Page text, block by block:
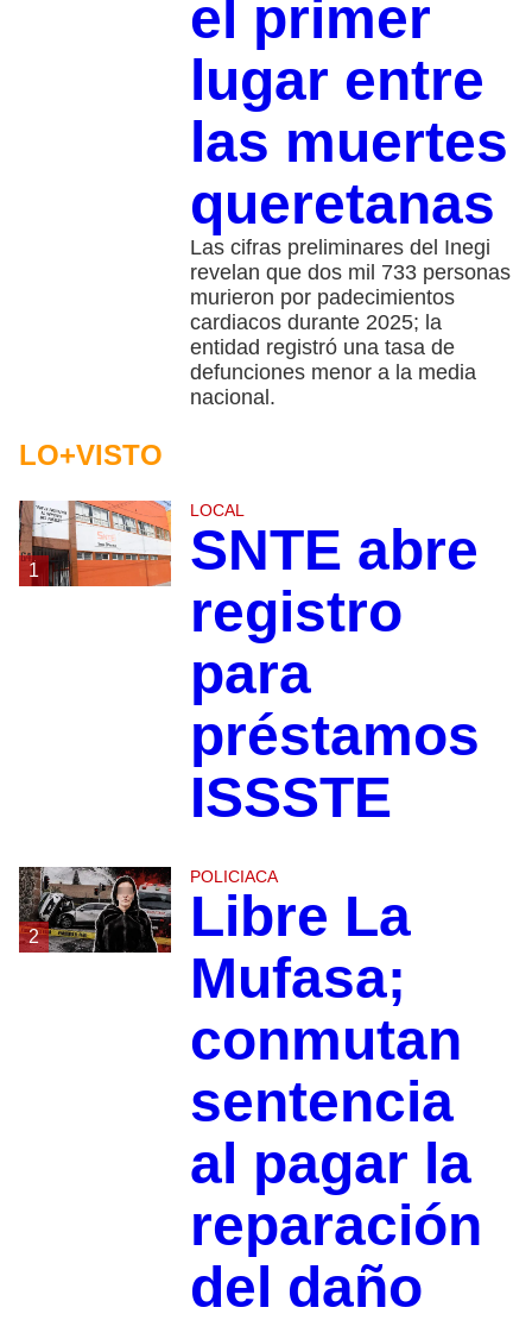
el primer
lugar entre
las muertes
queretanas
Las cifras preliminares del Inegi
revelan que dos mil 733 personas
murieron por padecimientos
cardiacos durante 2025; la
entidad registró una tasa de
defunciones menor a la media
nacional.
LO+VISTO
1
LOCAL
SNTE abre
registro
para
préstamos
ISSSTE
2
POLICIACA
Libre La
Mufasa;
conmutan
sentencia
al pagar la
reparación
del daño